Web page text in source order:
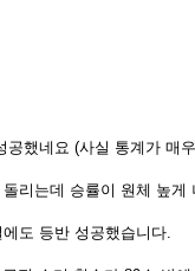
했네요 (사실 통계가 매
리는데 승률이 원체 높게
도 등반 성공했습니다.